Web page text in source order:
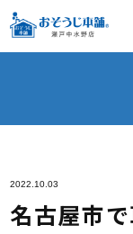
2022.10.03
名古屋市